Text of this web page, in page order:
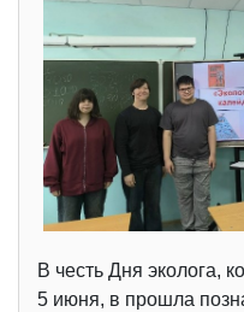
В честь Дня эколога,
5 июня, в прошла